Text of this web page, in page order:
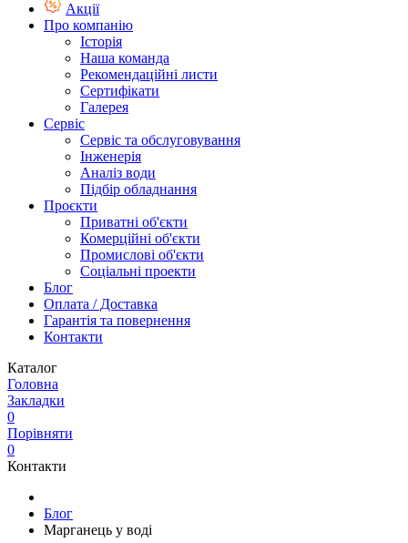
Акції
Про компанію
Історія
Наша команда
Рекомендаційні листи
Сертифікати
Галерея
Сервіс
Сервіс та обслуговування
Інженерія
Аналіз води
Підбір обладнання
Проєкти
Приватні об'єкти
Комерційні об'єкти
Промислові об'єкти
Соціальні проекти
Блог
Оплата / Доставка
Гарантія та повернення
Контакти
Каталог
Головна
Закладки
0
Порівняти
0
Контакти
Блог
Марганець у воді